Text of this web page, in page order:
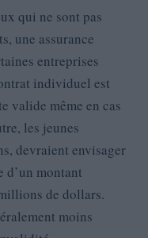
qui ne sont pas
une assurance
entreprises
individuel est
valide même en cas
les jeunes
devraient envisager
d’un montant
de dollars.
moins